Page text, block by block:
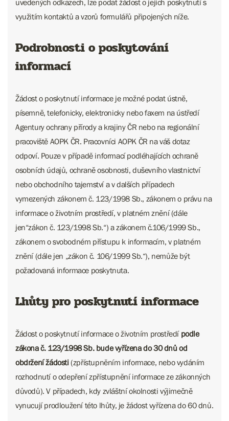
uvedených odkazech, lze podat žádost o jejich poskytnutí s
využitím kontaktů a vzorů formulářů připojených níže.
Podrobnosti o poskytování
informací
Žádost o poskytnutí informace je možné podat ústně,
písemně, telefonicky, elektronicky nebo faxem na ústředí
Agentury ochrany přírody a krajiny ČR nebo na regionální
pracoviště AOPK ČR. Pracovníci AOPK ČR na váš dotaz
odpoví. Pouze v případě informací podléhajících ochraně
osobních údajů, ochraně osobnosti, duševního vlastnictví
nebo obchodního tajemství a v dalších případech
vymezených zákonem č. 123/1998 Sb., zákonem o právu na
informace o životním prostředí, v platném znění (dále
jen“zákon č. 123/1998 Sb.“) a zákonem č.106/1999 Sb.,
zákonem o svobodném přístupu k informacím, v platném
znění (dále jen „zákon č. 106/1999 Sb.“), nemůže být
požadovaná informace poskytnuta.
Lhůty pro poskytnutí informace
Žádost o poskytnutí informace o životním prostředí podle
zákona č. 123/1998 Sb. bude vyřízena do 30 dnů od
obdržení žádosti(zpřístupněním informace, nebo vydáním
rozhodnutí o odepření zpřístupnění informace ze zákonných
důvodů). V případech, kdy zvláštní okolnosti výjimečně
vynucují prodloužení této lhůty, je žádost vyřízena do 60 dnů.